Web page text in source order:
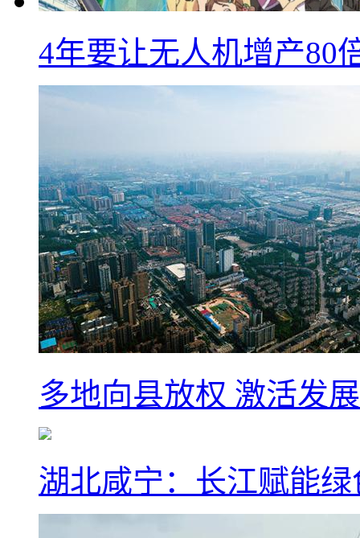
4年要让无人机增产80
多地向县放权 激活发
湖北咸宁：长江赋能